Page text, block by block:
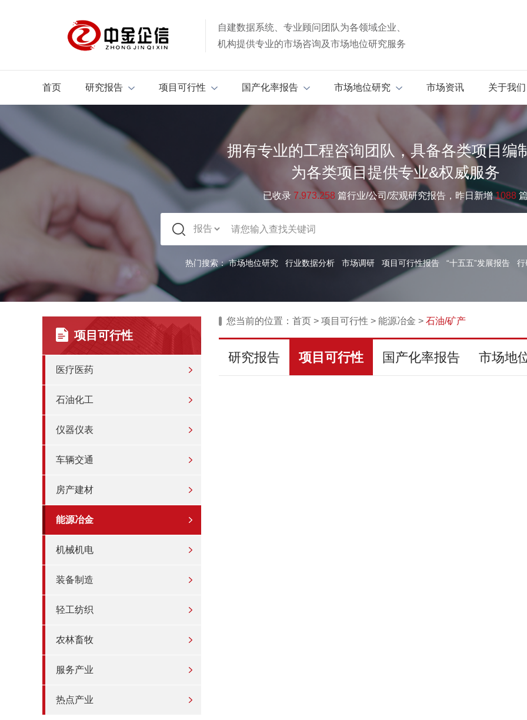
自建数据系统、专业顾问团队为各领域企业、
机构提供专业的市场咨询及市场地位研究服务
首页 研究报告 项目可行性 国产化率报告 市场地位研究 市场资讯 关于我们
拥有专业的工程咨询团队，具备各类项目编
为各类项目提供专业&权威服务
已收录 7.973.258 篇行业/公司/宏观研究报告，昨日新增1088
热门搜索：市场地位研究 行业数据分析 市场调研 项目可行性报告 “十五五”发展报告 行
项目可行性
医疗医药
石油化工
仪器仪表
车辆交通
房产建材
能源冶金
机械机电
装备制造
轻工纺织
农林畜牧
服务产业
热点产业
您当前的位置： 首页 > 项目可行性 > 能源冶金 > 石油/矿产
研究报告 项目可行性 国产化率报告 市场地